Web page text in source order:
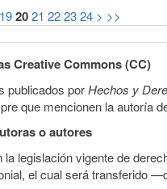
192021 222324 > >>
Creative Commons (CC)
publicados porHechos y
que mencionen la autoría
o autores
la legislación vigente de
el cual será transferido